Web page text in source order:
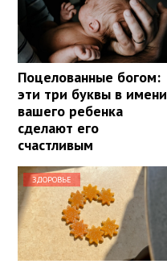
Поцелованные богом:
эти три буквы в имени
вашего ребенка
сделают его
счастливым
ЗДОРОВЬЕ